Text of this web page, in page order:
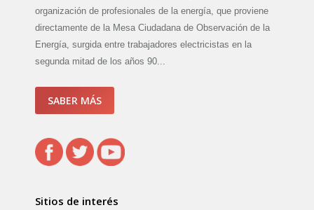
organización de profesionales de la energía, que proviene
directamente de la Mesa Ciudadana de Observación de la
Energía, surgida entre trabajadores electricistas en la
segunda mitad de los años 90...
SABER MÁS
Sitios de interés